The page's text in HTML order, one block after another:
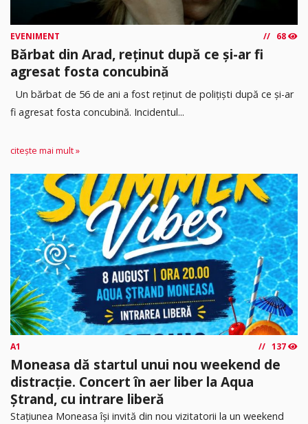
EVENIMENT 68
Bărbat din Arad, reținut după ce și-ar fi
agresat fosta concubină
Un bărbat de 56 de ani a fost reținut de polițiști după ce și-ar
fi agresat fosta concubină. Incidentul...
citește mai mult »
A1 137
Moneasa dă startul unui nou weekend de
distracție. Concert în aer liber la Aqua
Ștrand, cu intrare liberă
Stațiunea Moneasa își invită din nou vizitatorii la un weekend